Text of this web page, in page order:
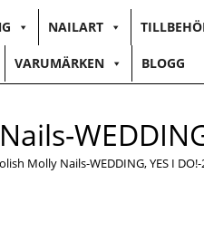
NAILART
VARUMÄRKEN BLOGG
Molly Nails-WEDDING, YES I DO!-